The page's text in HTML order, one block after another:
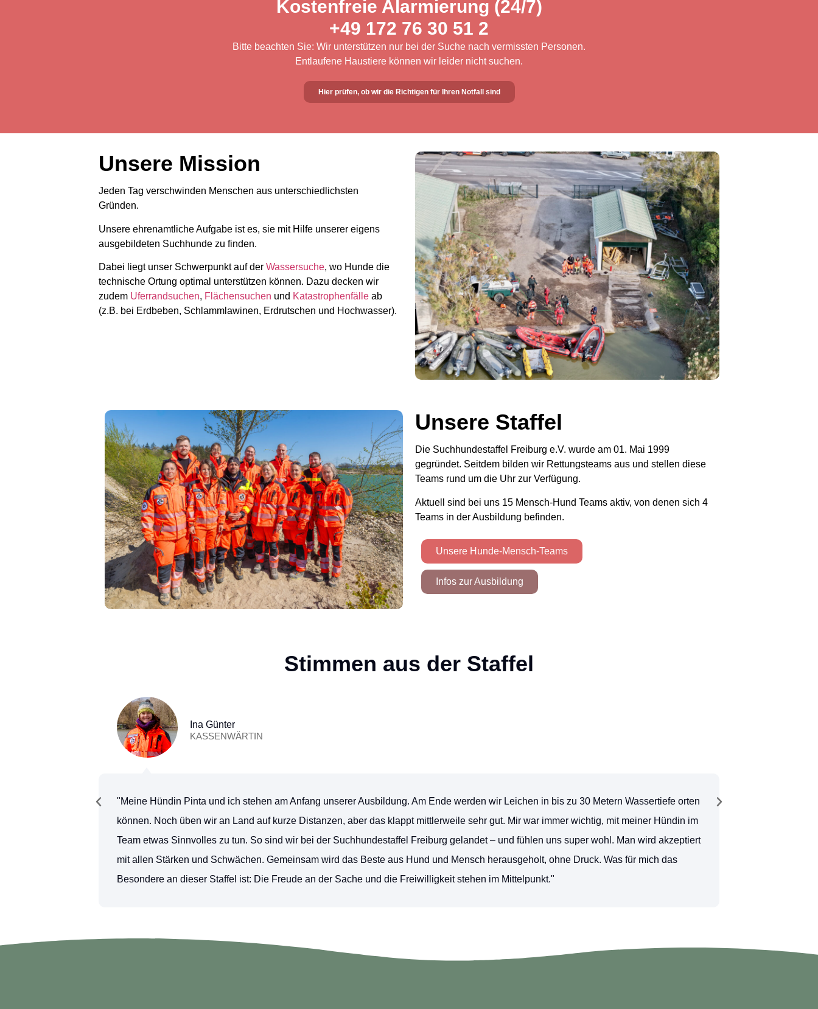
Kostenfreie Alarmierung (24/7)
+49 172 76 30 51 2
Bitte beachten Sie: Wir unterstützen nur bei der Suche nach vermissten Personen.
Entlaufene Haustiere können wir leider nicht suchen.
Hier prüfen, ob wir die Richtigen für Ihren Notfall sind
Unsere Mission
Jeden Tag verschwinden Menschen aus unterschiedlichsten
Gründen.
Unsere ehrenamtliche Aufgabe ist es, sie mit Hilfe unserer eigens
ausgebildeten Suchhunde zu finden.
Dabei liegt unser Schwerpunkt auf der Wassersuche, wo Hunde die
technische Ortung optimal unterstützen können. Dazu decken wir
zudem Uferrandsuchen, Flächensuchen und Katastrophenfälle ab
(z.B. bei Erdbeben, Schlammlawinen, Erdrutschen und Hochwasser).
Unsere Staffel
Die Suchhundestaffel Freiburg e.V. wurde am 01. Mai 1999
gegründet. Seitdem bilden wir Rettungsteams aus und stellen diese
Teams rund um die Uhr zur Verfügung.
Aktuell sind bei uns 15 Mensch-Hund Teams aktiv, von denen sich 4
Teams in der Ausbildung befinden.
Unsere Hunde-Mensch-Teams
Infos zur Ausbildung
Stimmen aus der Staffel
"Meine Hündin Pinta und ich stehen am Anfang unserer Ausbildung. Am Ende werden wir Leichen in bis zu 30 Metern Wassertiefe orten
können. Noch üben wir an Land auf kurze Distanzen, aber das klappt mittlerweile sehr gut. Mir war immer wichtig, mit meiner Hündin im
Team etwas Sinnvolles zu tun. So sind wir bei der Suchhundestaffel Freiburg gelandet – und fühlen uns super wohl. Man wird akzeptiert
mit allen Stärken und Schwächen. Gemeinsam wird das Beste aus Hund und Mensch herausgeholt, ohne Druck. Was für mich das
Besondere an dieser Staffel ist: Die Freude an der Sache und die Freiwilligkeit stehen im Mittelpunkt."
Ina Günter
KASSENWÄRTIN